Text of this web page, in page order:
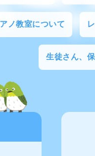
ノ教室について
生徒さん、